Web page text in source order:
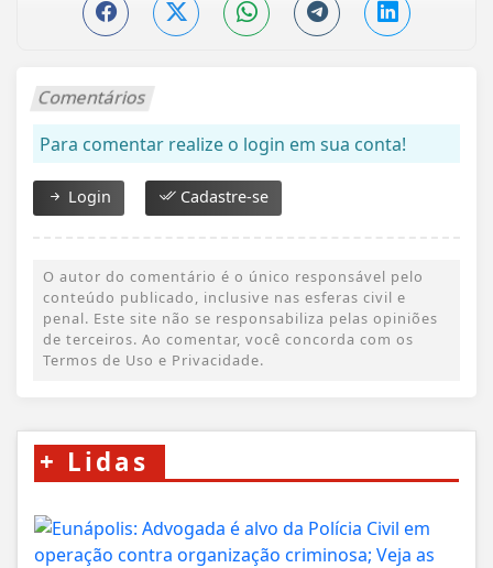
Comentários
Para comentar realize o login em sua conta!
Login Cadastre-se
O autor do comentário é o único responsável pelo
conteúdo publicado, inclusive nas esferas civil e
penal. Este site não se responsabiliza pelas opiniões
de terceiros. Ao comentar, você concorda com os
Termos de Uso e Privacidade.
+ Lidas